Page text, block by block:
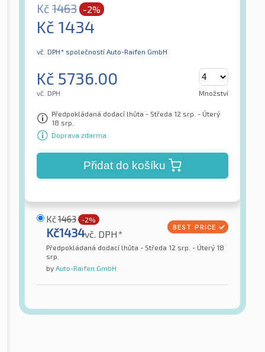
Kč 1463 -2%
Kč 1434
vč. DPH* společností Auto-Raifen GmbH
Kč 5736.00
vč. DPH Množství
Předpokládaná dodací lhůta - Středa 12 srp. - Úterý
18 srp.
Doprava zdarma
Přidat do košíku
Kč1463 -2%
Kč1434vč. DPH*
Předpokládaná dodací lhůta - Středa 12 srp. - Úterý 18
srp.
by Auto-Raifen GmbH